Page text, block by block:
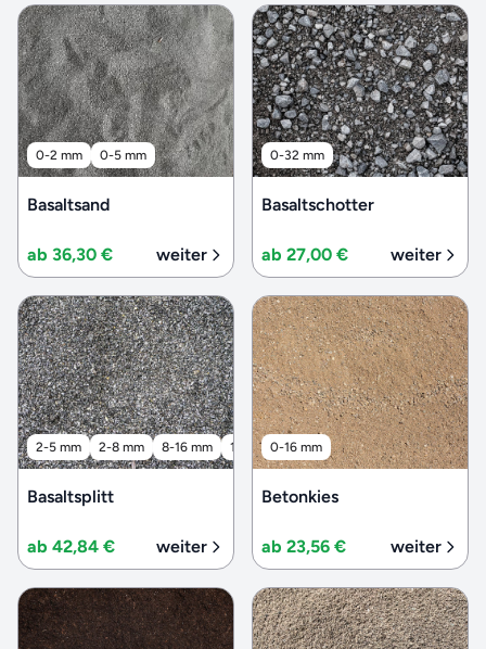
0-2 mm 0-5 mm
Basaltsand
ab 36,30 € weiter
0-32 mm
Basaltschotter
ab 27,00 € weiter
2-5 mm 2-8 mm 8-16 mm 16-32 mm 32-56 mm
Basaltsplitt
ab 42,84 € weiter
0-16 mm
Betonkies
ab 23,56 € weiter